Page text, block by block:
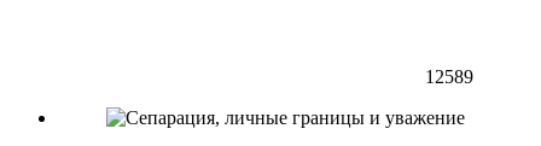
12589